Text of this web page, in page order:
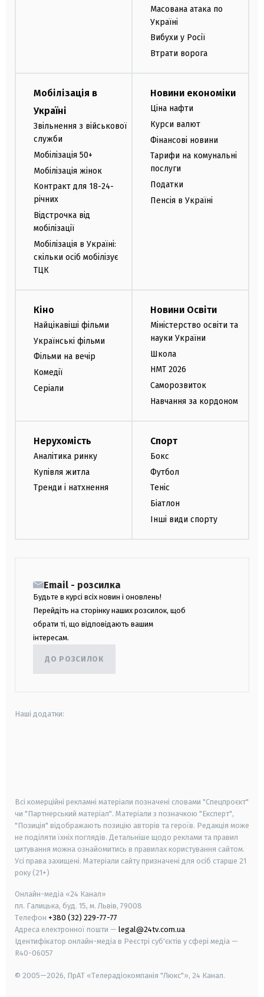
Масована атака по
Україні
Вибухи у Росії
Втрати ворога
Мобілізація в
Україні
Звільнення з військової
служби
Мобілізація 50+
Мобілізація жінок
Контракт для 18-24-
річних
Відстрочка від
мобілізації
Мобілізація в Україні:
скільки осіб мобілізує
ТЦК
Новини економіки
Ціна нафти
Курси валют
Фінансові новини
Тарифи на комунальні
послуги
Податки
Пенсія в Україні
Кіно
Найцікавіші фільми
Українські фільми
Фільми на вечір
Комедії
Серіали
Новини Освіти
Міністерство освіти та
науки України
Школа
НМТ 2026
Саморозвиток
Навчання за кордоном
Нерухомість
Аналітика ринку
Купівля житла
Тренди і натхнення
Спорт
Бокс
Футбол
Теніс
Біатлон
Інші види спорту
Email - розсилка
Будьте в курсі всіх новин і оновлень!
Перейдіть на сторінку наших розсилок, щоб
обрати ті, що відповідають вашим
інтересам.
ДО РОЗСИЛОК
Наші додатки:
Всі комерційні рекламні матеріали позначені словами "Спецпроєкт"
чи "Партнерський матеріал". Матеріали з позначкою "Експерт",
"Позиція" відображають позицію авторів та героїв. Редакція може
не поділяти їхніх поглядів. Детальніше щодо реклами та правил
цитування можна ознайомитись в правилах користування сайтом.
Усі права захищені. Матеріали сайту призначені для осіб старше 21
року (21+)
Онлайн-медіа «24 Канал»
пл. Галицька, буд. 15, м. Львів, 79008
Телефон +380 (32) 229-77-77
Адреса електронної пошти — legal@24tv.com.ua
Ідентифікатор онлайн-медіа в Реєстрі суб'єктів у сфері медіа —
R40-06057
© 2005—2026, ПрАТ «Телерадіокомпанія "Люкс"», 24 Канал.